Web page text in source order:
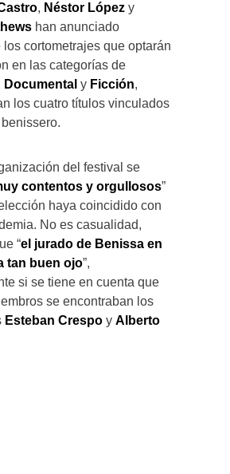
, Néstor López y
han anunciado
cortometrajes que optarán
en las categorías de
Documental y Ficción,
los cuatro títulos vinculados
del festival se
contentos y orgullosos”
haya coincidido con
No es casualidad,
“el jurado de Benissa en
tan buen ojo”,
si se tiene en cuenta que
se encontraban los
Esteban Crespo y Alberto